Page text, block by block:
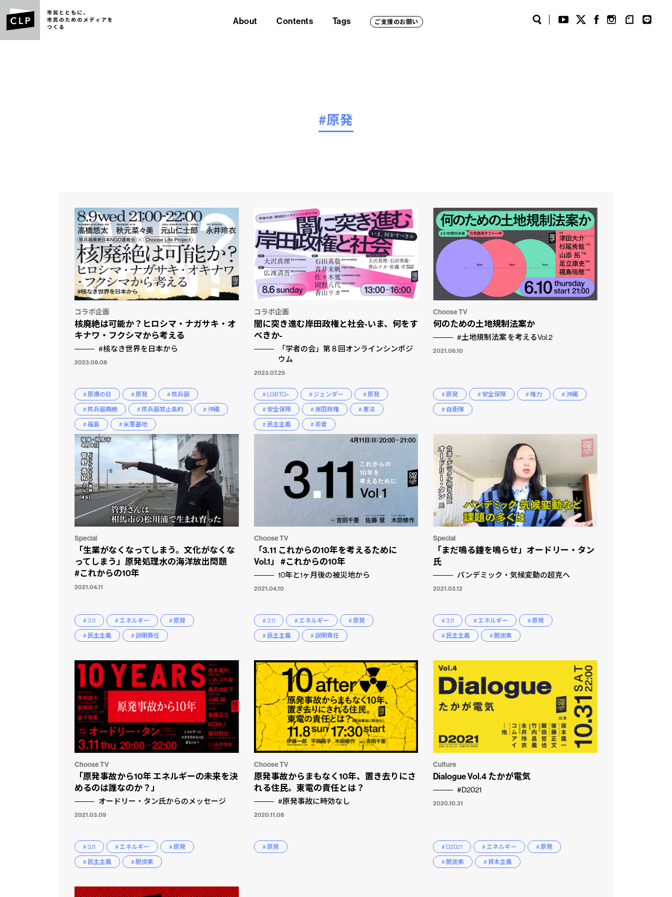
About Contents Tags ご支援のお願い
#原発
コラボ企画
核廃絶は可能か？ヒロシマ・ナガサキ・オ
キナワ・フクシマから考える
#核なき世界を日本から
2023.08.08
# 原爆の日 # 原発
# 核兵器
# 核兵器廃絶
# 核兵器禁止条約
# 沖縄
# 福島
# 米軍基地
コラボ企画
闇に突き進む岸田政権と社会-いま、何をす
べきか-
「学者の会」第８回オンラインシンポジ
ウム
2023.07.25
# LGBTQ+ # ジェンダー
# 原発
# 安全保障
# 岸田政権
# 憲法
# 民主主義
# 若者
Choose TV
何のための土地規制法案か
#土地規制法案 を考えるVol.2
2021.06.10
# 原発 # 安全保障 # 権力
# 沖縄
# 自衛隊
Special
「生業がなくなってしまう。文化がなくな
ってしまう」原発処理水の海洋放出問題
#これからの10年
2021.04.11
# 3.11 # エネルギー
# 原発
# 民主主義
# 説明責任
Choose TV
「3.11 これからの10年を考えるために
Vol.1」 #これからの10年
10年と1ヶ月後の被災地から
2021.04.10
# 3.11 # エネルギー
# 原発
# 民主主義
# 説明責任
Special
「まだ鳴る鐘を鳴らせ」オードリー・タン
氏
パンデミック・気候変動の超克へ
2021.03.12
# 3.11 # エネルギー
# 原発
# 民主主義
# 脱炭素
Choose TV
「原発事故から10年 エネルギーの未来を決
めるのは誰なのか？」
オードリー・タン氏からのメッセージ
2021.03.09
# 3.11 # エネルギー
# 原発
# 民主主義
# 脱炭素
Choose TV
原発事故からまもなく10年、置き去りにさ
れる住民。東電の責任とは？
#原発事故に時効なし
2020.11.08
# 原発
Culture
Dialogue Vol.4 たかが電気
#D2021
2020.10.31
# D2021 # エネルギー
# 原発
# 脱炭素
# 資本主義